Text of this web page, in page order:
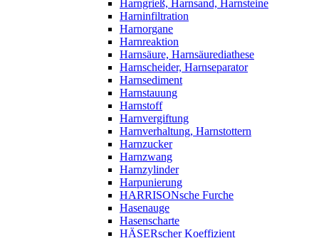
Harngrieß, Harnsand, Harnsteine
Harninfiltration
Harnorgane
Harnreaktion
Harnsäure, Harnsäurediathese
Harnscheider, Harnseparator
Harnsediment
Harnstauung
Harnstoff
Harnvergiftung
Harnverhaltung, Harnstottern
Harnzucker
Harnzwang
Harnzylinder
Harpunierung
HARRISONsche Furche
Hasenauge
Hasenscharte
HÄSERscher Koeffizient